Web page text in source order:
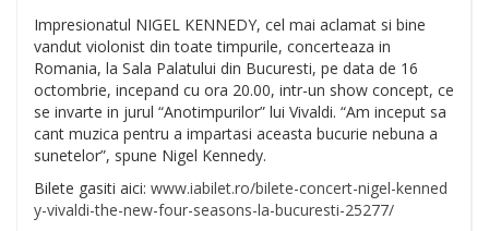
Impresionatul NIGEL KENNEDY, cel mai aclamat si bine
vandut violonist din toate timpurile, concerteaza in
Romania, la Sala Palatului din Bucuresti, pe data de 16
octombrie, incepand cu ora 20.00, intr-un show concept, ce
se invarte in jurul “Anotimpurilor” lui Vivaldi. “Am inceput sa
cant muzica pentru a impartasi aceasta bucurie nebuna a
sunetelor”, spune Nigel Kennedy.
Bilete gasiti aici: www.iabilet.ro/bilete-concert-nigel-kenned
y-vivaldi-the-new-four-seasons-la-bucuresti-25277/